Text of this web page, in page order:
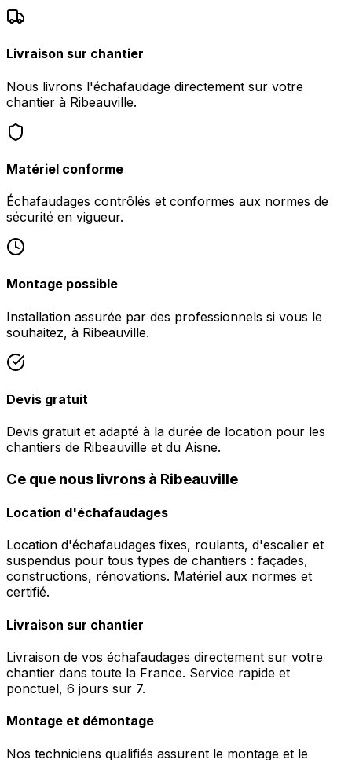
Livraison sur chantier
Nous livrons l'échafaudage directement sur votre
chantier à Ribeauville.
Matériel conforme
Échafaudages contrôlés et conformes aux normes de
sécurité en vigueur.
Montage possible
Installation assurée par des professionnels si vous le
souhaitez, à Ribeauville.
Devis gratuit
Devis gratuit et adapté à la durée de location pour les
chantiers de Ribeauville et du Aisne.
Ce que nous livrons à Ribeauville
Location d'échafaudages
Location d'échafaudages fixes, roulants, d'escalier et
suspendus pour tous types de chantiers : façades,
constructions, rénovations. Matériel aux normes et
certifié.
Livraison sur chantier
Livraison de vos échafaudages directement sur votre
chantier dans toute la France. Service rapide et
ponctuel, 6 jours sur 7.
Montage et démontage
Nos techniciens qualifiés assurent le montage et le